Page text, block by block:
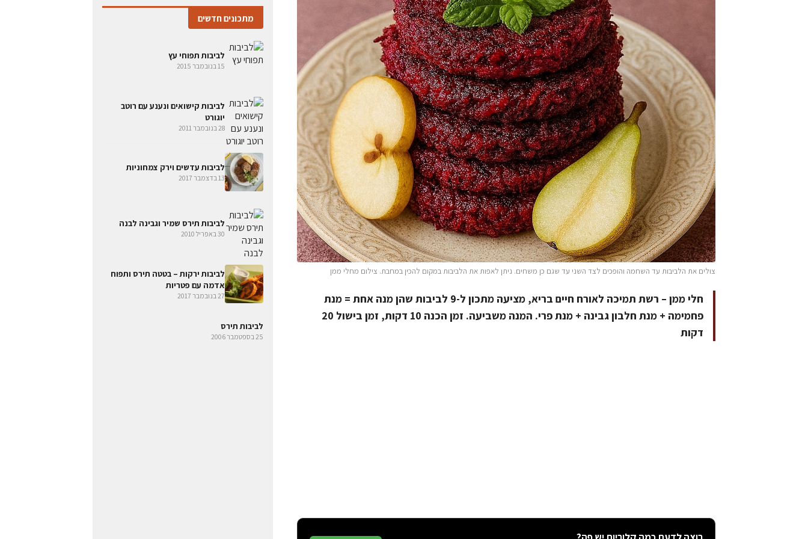
צולים את הלביבות עד השחמה והופכים לצד השני עד שגם כן משחים. ניתן לאפות את הלביבות במקום להכין במחבת. צילום מחלי ממן
חלי ממן – רשת תמיכה לאורח חיים בריא, מציעה מתכון ל-9 לביבות שהן מנה אחת = מנת
פחמימה + מנת חלבון גבינה + מנת פרי. המנה משביעה. זמן הכנה 10 דקות, זמן בישול 20
דקות
מתכונים חדשים
לביבות תפוחי עץ
15 בנובמבר 2015
לביבות קישואים ונענע עם רוטב
יוגורט
28 בנובמבר 2011
לביבות עדשים וירק צמחוניות
13 בדצמבר 2017
לביבות תירס שמיר וגבינה לבנה
30 באפריל 2010
לביבות ירקות – בטטה תירס ותפוח
אדמה עם פטריות
27 בנובמבר 2017
לביבות תירס
25 בספטמבר 2006